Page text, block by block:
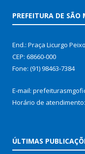
PREFEITURA DE
End.: Praça Licurgo
CEP: 68660-000
Fone: (91) 98463-7384
E-mail:
Horário de atendimento:
ÚLTIMAS